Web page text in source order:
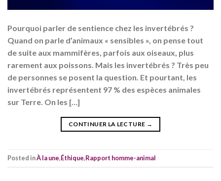
Pourquoi parler de sentience chez les invertébrés ?
Quand on parle d’animaux « sensibles », on pense tout
de suite aux mammifères, parfois aux oiseaux, plus
rarement aux poissons. Mais les invertébrés ? Très peu
de personnes se posent la question. Et pourtant, les
invertébrés représentent 97 % des espèces animales
sur Terre. On les […]
CONTINUER LA LECTURE →
Posted inÀ la une,Éthique,Rapport homme-animal